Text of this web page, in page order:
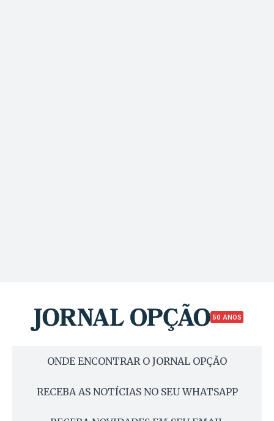
50 ANOS
ONDE ENCONTRAR O JORNAL OPÇÃO
RECEBA AS NOTÍCIAS NO SEU WHATSAPP